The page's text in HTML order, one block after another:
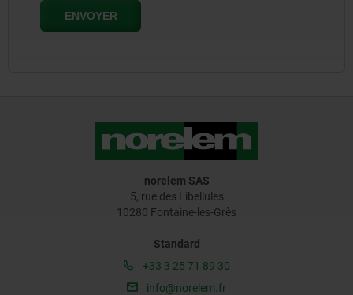
norelem SAS
5, rue des Libellules
10280 Fontaine-les-Grès
Standard
+33 3 25 71 89 30
info@norelem.fr